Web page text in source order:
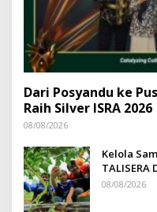
Dari Posyandu ke
Raih Silver ISRA 2026
08/08/2026
Kelola
08/08/2026